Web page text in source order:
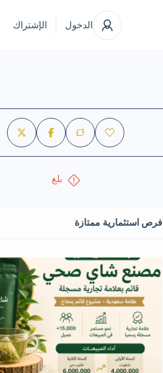
الدخول الإشتراك
بلغ
فرص استثمارية ممتازة